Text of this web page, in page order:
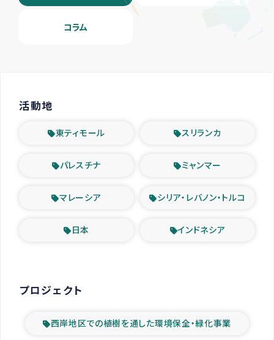
コラム
活動地
東ティモール スリランカ
パレスチナ ミャンマー
マレーシア シリア・レバノン・トルコ
日本 インドネシア
プロジェクト
西岸地区での植樹を通した環境保全・緑化事業